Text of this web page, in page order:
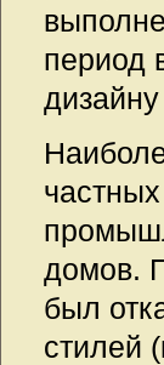
период
домов.
был
стилей